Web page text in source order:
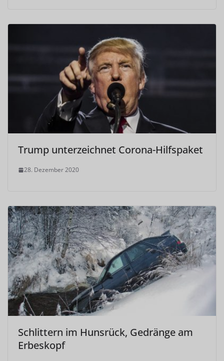
Trump unterzeichnet Corona-Hilfspaket
28. Dezember 2020
Schlittern im Hunsrück, Gedränge am
Erbeskopf